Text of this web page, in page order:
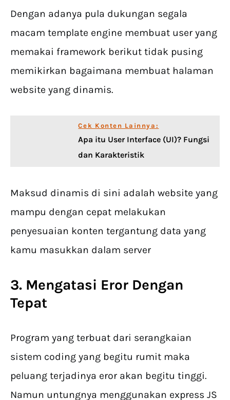
Dengan adanya pula dukungan segala
macam template engine membuat user yang
memakai framework berikut tidak pusing
memikirkan bagaimana membuat halaman
website yang dinamis.
Cek Konten Lainnya:
Apa itu User Interface (UI)? Fungsi
dan Karakteristik
Maksud dinamis di sini adalah website yang
mampu dengan cepat melakukan
penyesuaian konten tergantung data yang
kamu masukkan dalam server
3. Mengatasi Eror Dengan
Tepat
Program yang terbuat dari serangkaian
sistem coding yang begitu rumit maka
peluang terjadinya eror akan begitu tinggi.
Namun untungnya menggunakan express JS